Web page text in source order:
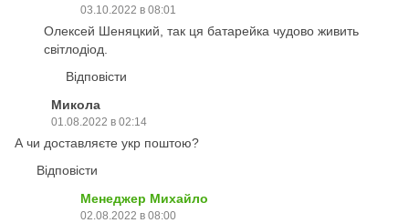
03.10.2022 в 08:01
Олексей Шеняцкий, так ця батарейка чудово живить
світлодіод.
Відповісти
Микола
01.08.2022 в 02:14
А чи доставляєте укр поштою?
Відповісти
Менеджер Михайло
02.08.2022 в 08:00